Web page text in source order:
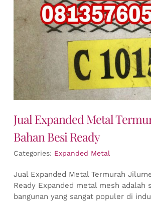
Jual Expanded Metal
Bahan Besi Ready
Categories: Expanded Metal
Jual Expanded Metal Termurah
Ready Expanded metal mesh adalah
bangunan yang sangat populer di